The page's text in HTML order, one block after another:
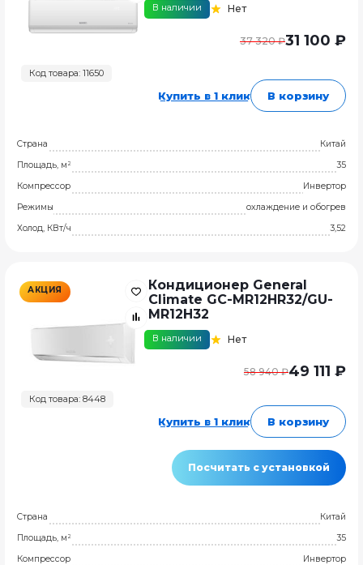
Код товара: 11650
В наличии Нет
37 320 ₽31 100 ₽
Купить в 1 клик В корзину
Страна
Китай
Площадь, м²
35
Компрессор
Инвертор
Режимы
охлаждение и обогрев
Холод, КВт/ч
3,52
АКЦИЯ
Код товара: 8448
Кондиционер General
Climate GC-MR12HR32/GU-
MR12H32
В наличии Нет
58 940 ₽49 111 ₽
Купить в 1 клик В корзину
Посчитать с установкой
Страна
Китай
Площадь, м²
35
Компрессор
Инвертор